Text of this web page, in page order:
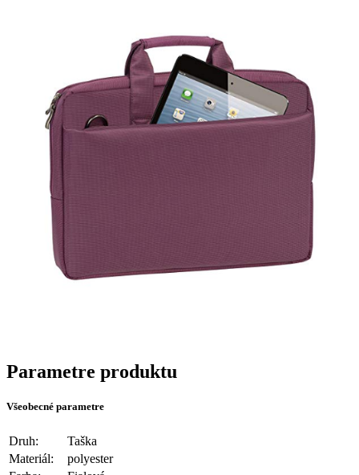
Parametre produktu
Všeobecné parametre
Druh:
Taška
Materiál:
polyester